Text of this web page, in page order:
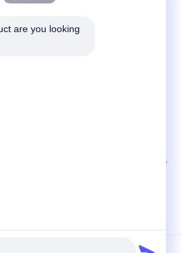
13 Jalan Jinzhong, Distrik Huli, Xiamen,
are you looking